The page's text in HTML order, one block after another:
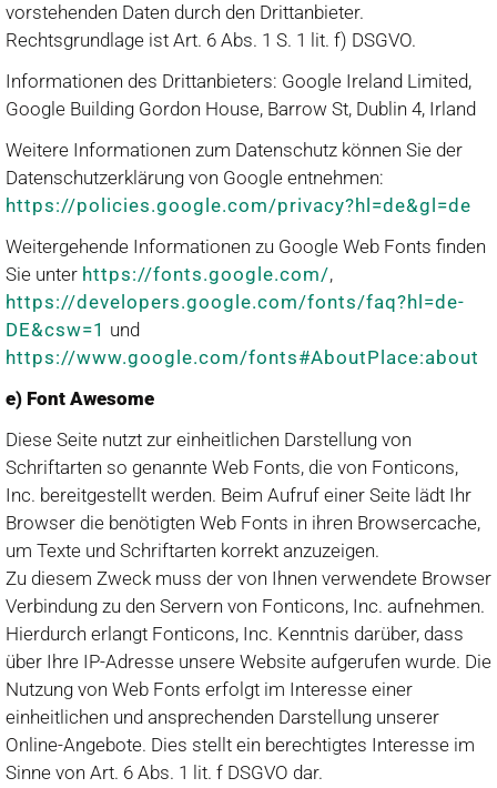
vorstehenden Daten durch den Drittanbieter.
Rechtsgrundlage ist Art. 6 Abs. 1 S. 1 lit. f) DSGVO.
Informationen des Drittanbieters: Google Ireland Limited,
Google Building Gordon House, Barrow St, Dublin 4, Irland
Weitere Informationen zum Datenschutz können Sie der
Datenschutzerklärung von Google entnehmen:
https://policies.google.com/privacy?hl=de&gl=de
Weitergehende Informationen zu Google Web Fonts finden
Sie unter https://fonts.google.com/,
https://developers.google.com/fonts/faq?hl=de-
DE&csw=1 und
https://www.google.com/fonts#AboutPlace:about
e) Font Awesome
Diese Seite nutzt zur einheitlichen Darstellung von
Schriftarten so genannte Web Fonts, die von Fonticons,
Inc. bereitgestellt werden. Beim Aufruf einer Seite lädt Ihr
Browser die benötigten Web Fonts in ihren Browsercache,
um Texte und Schriftarten korrekt anzuzeigen.
Zu diesem Zweck muss der von Ihnen verwendete Browser
Verbindung zu den Servern von Fonticons, Inc. aufnehmen.
Hierdurch erlangt Fonticons, Inc. Kenntnis darüber, dass
über Ihre IP-Adresse unsere Website aufgerufen wurde. Die
Nutzung von Web Fonts erfolgt im Interesse einer
einheitlichen und ansprechenden Darstellung unserer
Online-Angebote. Dies stellt ein berechtigtes Interesse im
Sinne von Art. 6 Abs. 1 lit. f DSGVO dar.